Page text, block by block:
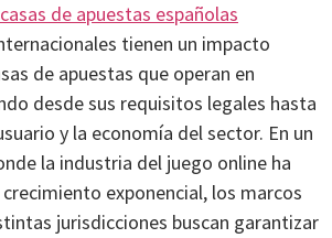
de apuestas españolas
tienen un impacto
de apuestas que operan en
desde sus requisitos legales hasta
y la economía del sector. En un
la industria del juego online ha
exponencial, los marcos
jurisdicciones buscan garantizar